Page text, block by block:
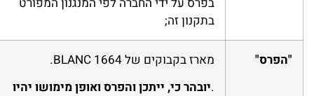
בתקנון זה;
"הפרס"
מארז בקבוקים של BLANC 1664.
.יובהר כי, ייתכן והפרס ואופן מימושו יהיו